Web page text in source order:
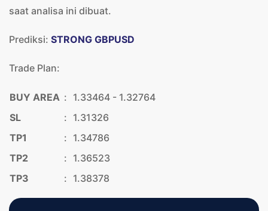
saat analisa ini dibuat.
Prediksi: STRONG GBPUSD
Trade Plan:
BUY AREA : 1.33464 - 1.32764
SL
: 1.31326
TP1
: 1.34786
TP2
: 1.36523
TP3
: 1.38378